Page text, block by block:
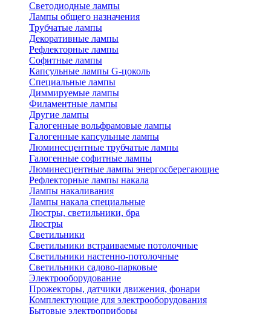
Светодиодные лампы
Лампы общего назначения
Трубчатые лампы
Декоративные лампы
Рефлекторные лампы
Софитные лампы
Капсульные лампы G-цоколь
Специальные лампы
Диммируемые лампы
Филаментные лампы
Другие лампы
Галогенные вольфрамовые лампы
Галогенные капсульные лампы
Люминесцентные трубчатые лампы
Галогенные софитные лампы
Люминесцентные лампы энергосберегающие
Рефлекторные лампы накала
Лампы накаливания
Лампы накала специальные
Люстры, светильники, бра
Люстры
Светильники
Светильники встраиваемые потолочные
Светильники настенно-потолочные
Светильники садово-парковые
Электрооборудование
Прожекторы, датчики движения, фонари
Комплектующие для электрооборудования
Бытовые электроприборы